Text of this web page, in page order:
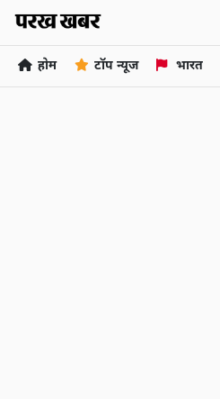
होम टॉप न्यूज भारत